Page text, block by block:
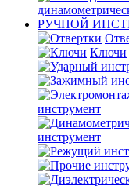
РУЧНОЙ
Ключи
инструмент
инструмент